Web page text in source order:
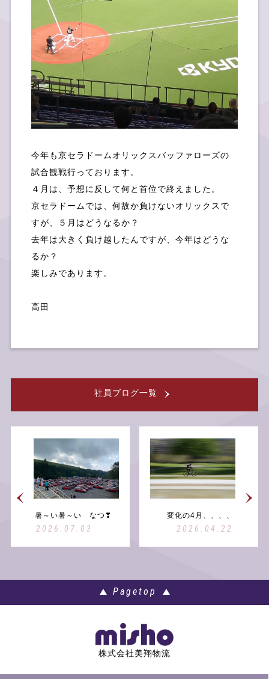
採用情報
お問い合せ
今年も京セラドームオリックスバッファローズの
試合観戦行っております。
４月は、予想に反して何と首位で終えました。
京セラドームでは、何故か負けないオリックスで
すが、５月はどうなるか？
去年は大きく負け越したんですが、今年はどうな
るか？
楽しみであります。
高田
暑～い暑～い なつ❣
2026.07.03
社員ブログ一覧
変化の4月、、、、
2026.04.22
Pagetop
株式会社美翔物流